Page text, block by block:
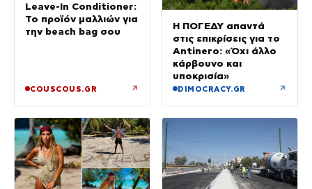
Leave-In Conditioner:
Το προϊόν μαλλιών για
την beach bag σου
COUSCOUS.GR ↗
Η ΠΟΓΕΔΥ απαντά
στις επικρίσεις για το
Antinero: «Όχι άλλο
κάρβουνο και
υποκρισία»
DIMOCRACY.GR ↗